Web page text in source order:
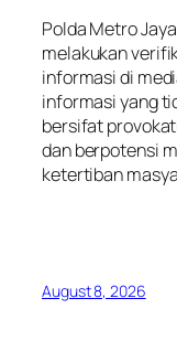
Polda Metro
melakukan
informasi di
informasi yang
bersifat
dan berpotensi
ketertiban
August 8, 2026